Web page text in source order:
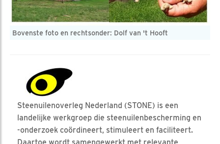
Bovenste foto en rechtsonder: Dolf van 't Hooft
Steenuilenoverleg Nederland (STONE) is een
landelijke werkgroep die steenuilenbescherming en
-onderzoek coördineert, stimuleert en faciliteert.